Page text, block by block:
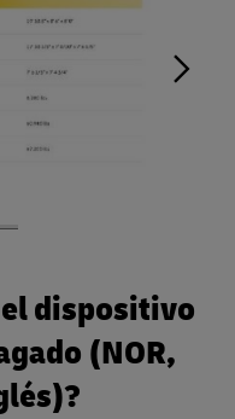
dispositivo
(NOR,